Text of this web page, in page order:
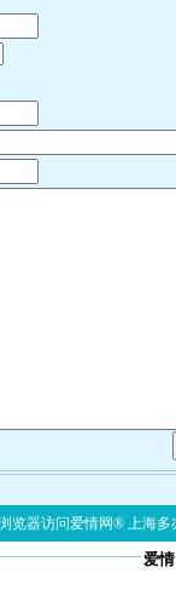
览器访问爱情网® 上海多
爱